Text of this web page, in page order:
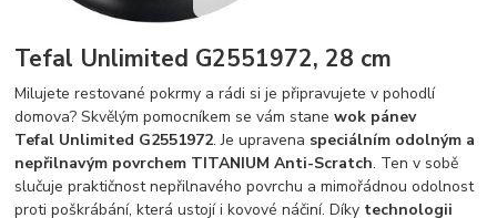
Tefal Unlimited G2551972, 28 cm
Milujete restované pokrmy a rádi si je připravujete v pohodlí
domova? Skvělým pomocníkem se vám stanewok pánev
Tefal Unlimited G2551972. Je upravena speciálním odolným a
nepřilnavým povrchem TITANIUM Anti-Scratch. Ten v sobě
slučuje praktičnost nepřilnavého povrchu a mimořádnou odolnost
proti poškrábání, která ustojí i kovové náčiní. Díky technologii